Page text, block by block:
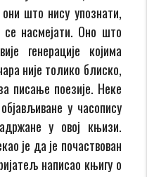
што нису упознати,
се насмејати. Оно што
генерације којима
није толико блиско,
писање поезије. Неке
у часопису
у овој књизи.
је да је почаствован
написао књигу о